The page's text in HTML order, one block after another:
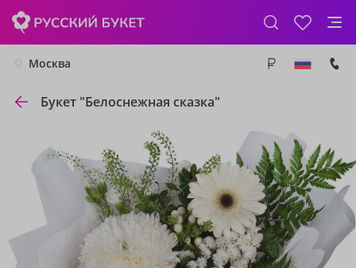
Москва
Букет "Белоснежная сказка"